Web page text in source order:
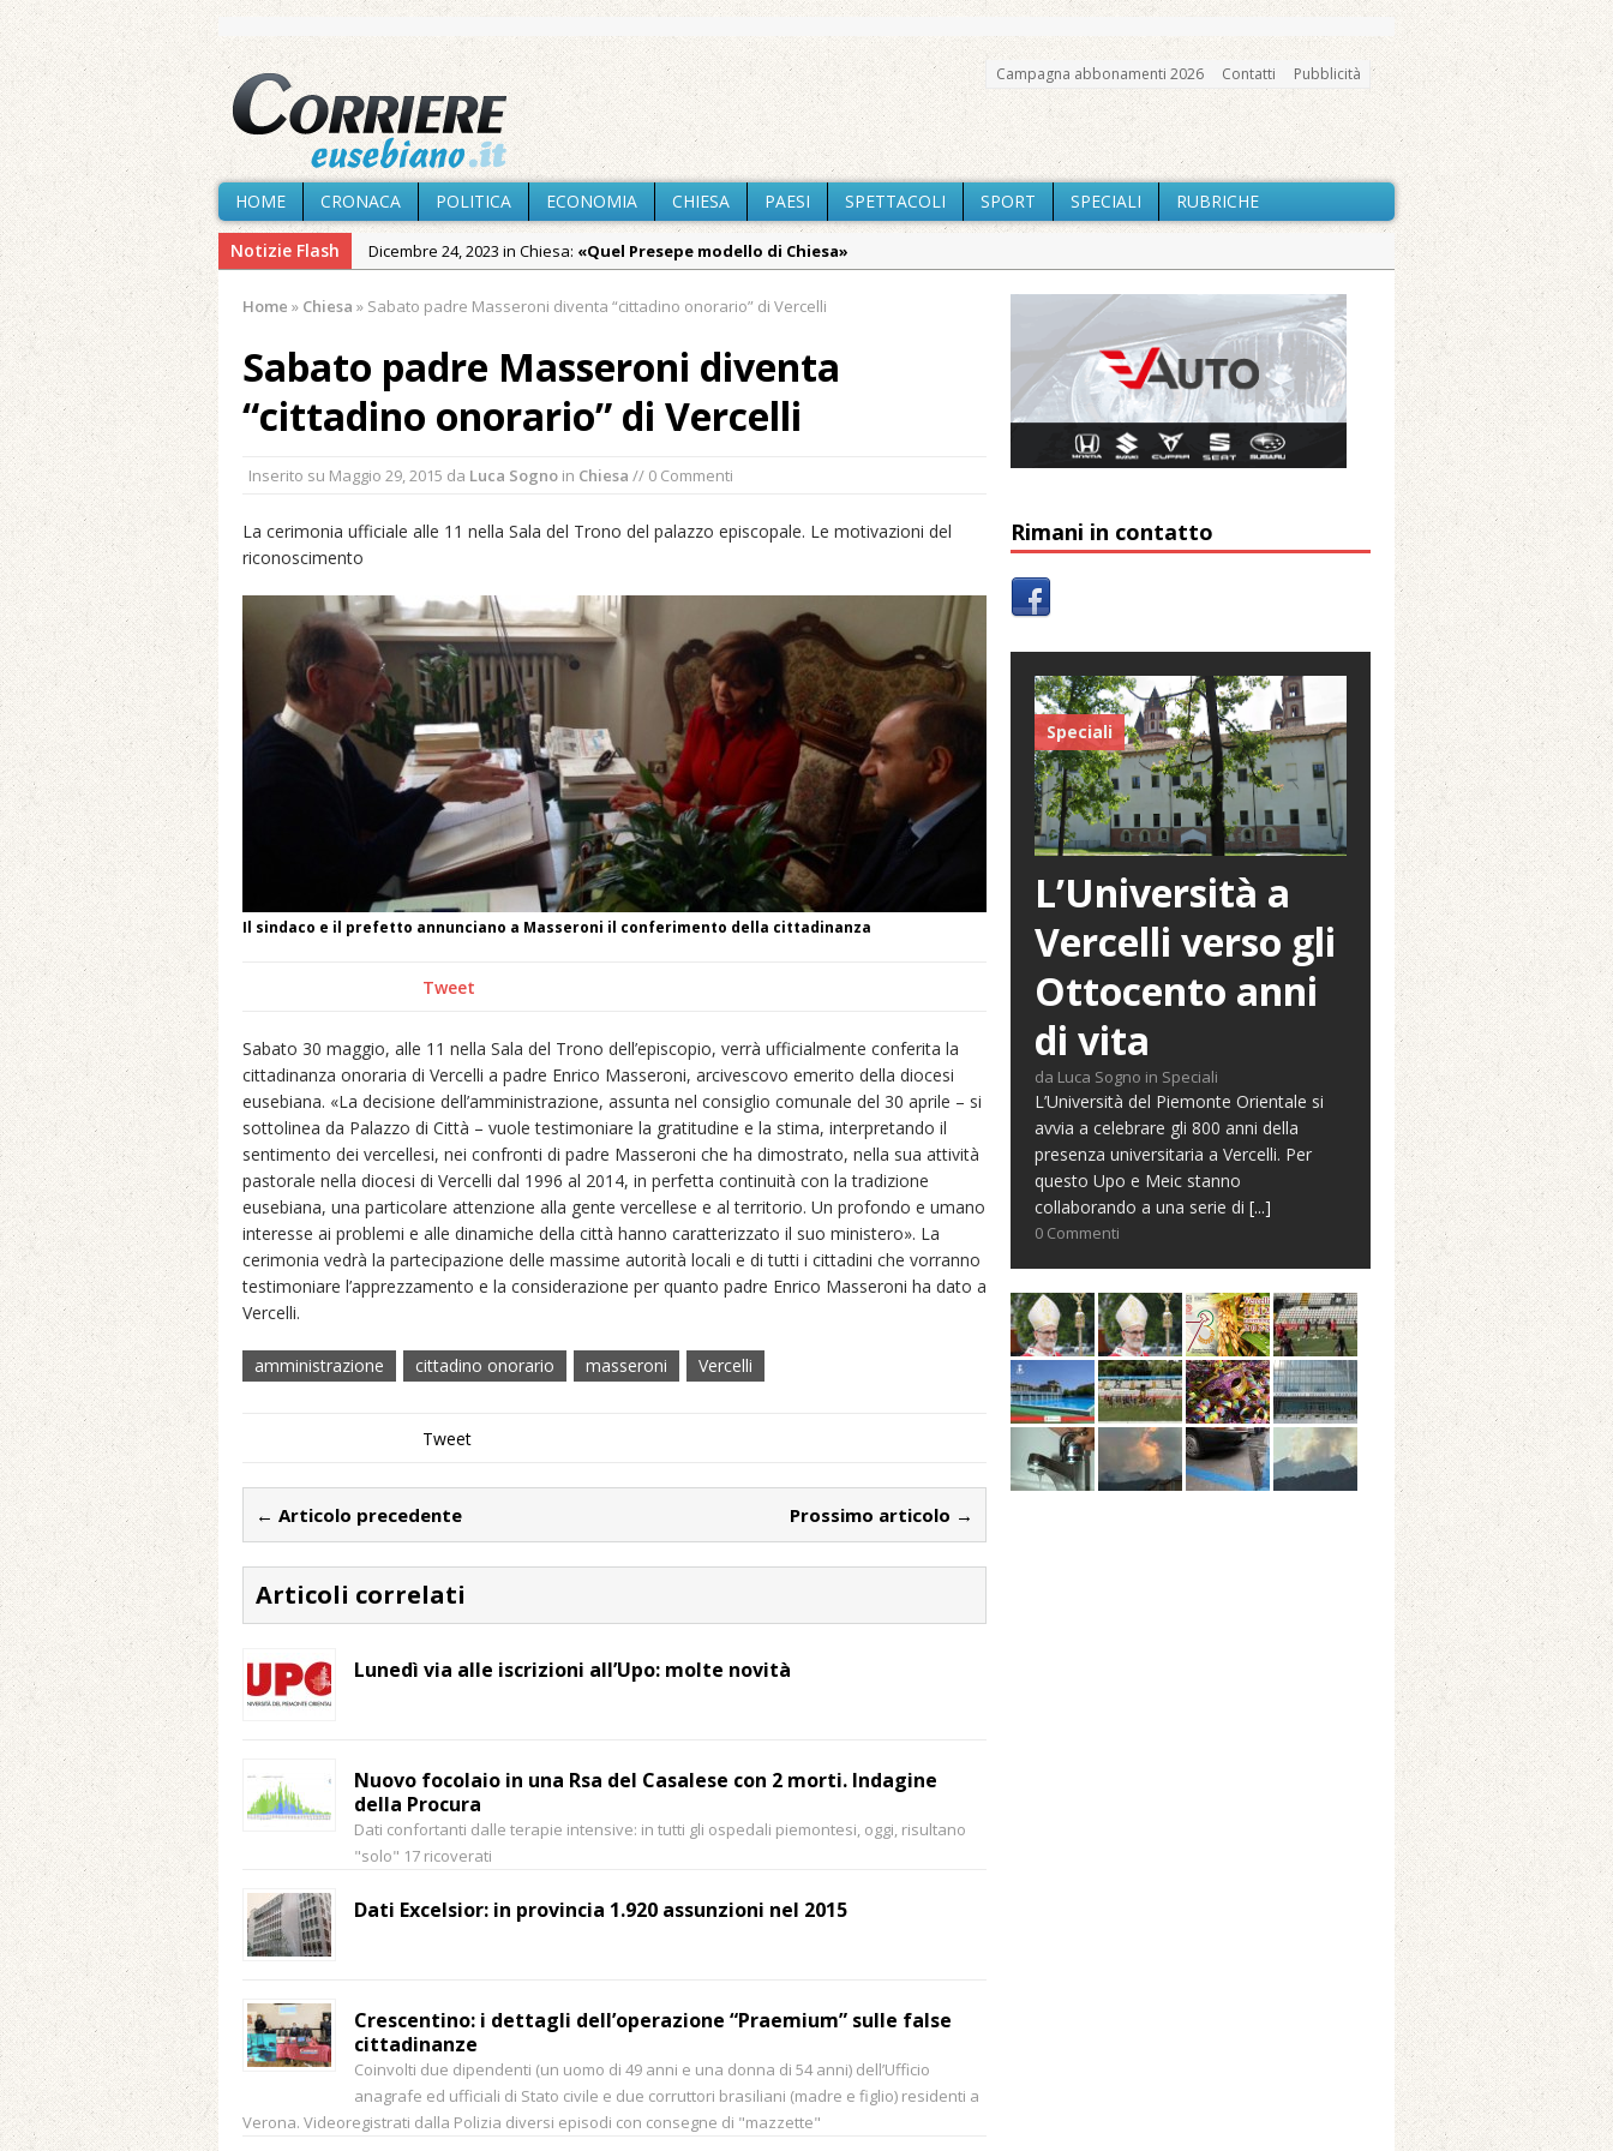
Campagna abbonamenti 2026 Contatti Pubblicità
HOME CRONACA POLITICA ECONOMIA CHIESA PAESI SPETTACOLI SPORT SPECIALI RUBRICHE
Notizie Flash Dicembre 24, 2023 in Chiesa: «Quel Presepe modello di Chiesa»
Agosto 7, 2026 in Cronaca:
Agosto 7, 2026 in Cronaca:Piscina ex Enal non balneabile dopo i controlli dell’Asl. Il Comune: «Misura precauzionale e
provvisoria»
Agosto 7, 2026 in Cronaca: La Pro verso l’avvio della Stagione
La Regione stanzia oltre 38mila euro per il carnevale di Santhià. La soddisfazione della Pro Loco
Maggio 11, 2024 in Speciali:Dieci anni fa l’ingresso a Vercelli dell’arcivescovo mons. Marco Arnolfo
Home » Chiesa » Sabato padre Masseroni diventa “cittadino onorario” di Vercelli
Sabato padre Masseroni diventa
“cittadino onorario” di Vercelli
Inserito su Maggio 29, 2015 da Luca Sogno in Chiesa // 0 Commenti
La cerimonia ufficiale alle 11 nella Sala del Trono del palazzo episcopale. Le motivazioni del
riconoscimento
Il sindaco e il prefetto annunciano a Masseroni il conferimento della cittadinanza
Tweet
Sabato 30 maggio, alle 11 nella Sala del Trono dell’episcopio, verrà ufficialmente conferita la
cittadinanza onoraria di Vercelli a padre Enrico Masseroni, arcivescovo emerito della diocesi
eusebiana. «La decisione dell’amministrazione, assunta nel consiglio comunale del 30 aprile – si
sottolinea da Palazzo di Città – vuole testimoniare la gratitudine e la stima, interpretando il
sentimento dei vercellesi, nei confronti di padre Masseroni che ha dimostrato, nella sua attività
pastorale nella diocesi di Vercelli dal 1996 al 2014, in perfetta continuità con la tradizione
eusebiana, una particolare attenzione alla gente vercellese e al territorio. Un profondo e umano
interesse ai problemi e alle dinamiche della città hanno caratterizzato il suo ministero». La
cerimonia vedrà la partecipazione delle massime autorità locali e di tutti i cittadini che vorranno
testimoniare l’apprezzamento e la considerazione per quanto padre Enrico Masseroni ha dato a
Vercelli.
amministrazione cittadino onorario masseroni Vercelli
Tweet
← Articolo precedente Prossimo articolo →
Articoli correlati
Lunedì via alle iscrizioni all’Upo: molte novità
Nuovo focolaio in una Rsa del Casalese con 2 morti. Indagine
della Procura
Dati confortanti dalle terapie intensive: in tutti gli ospedali piemontesi, oggi, risultano
"solo" 17 ricoverati
Dati Excelsior: in provincia 1.920 assunzioni nel 2015
Crescentino: i dettagli dell’operazione “Praemium” sulle false
cittadinanze
Coinvolti due dipendenti (un uomo di 49 anni e una donna di 54 anni) dell’Ufficio
anagrafe ed ufficiali di Stato civile e due corruttori brasiliani (madre e figlio) residenti a
Verona. Videoregistrati dalla Polizia diversi episodi con consegne di "mazzette"
Rimani in contatto
Speciali
L’Università a
Vercelli verso gli
Ottocento anni
di vita
da Luca Sogno in Speciali
L’Università del Piemonte Orientale si
avvia a celebrare gli 800 anni della
presenza universitaria a Vercelli. Per
questo Upo e Meic stanno
collaborando a una serie di [...]
0 Commenti